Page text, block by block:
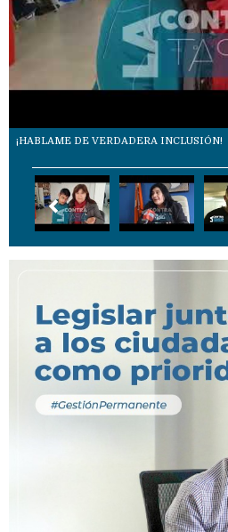
¡HABLAME DE VERDADERA INCLUSIÓN!